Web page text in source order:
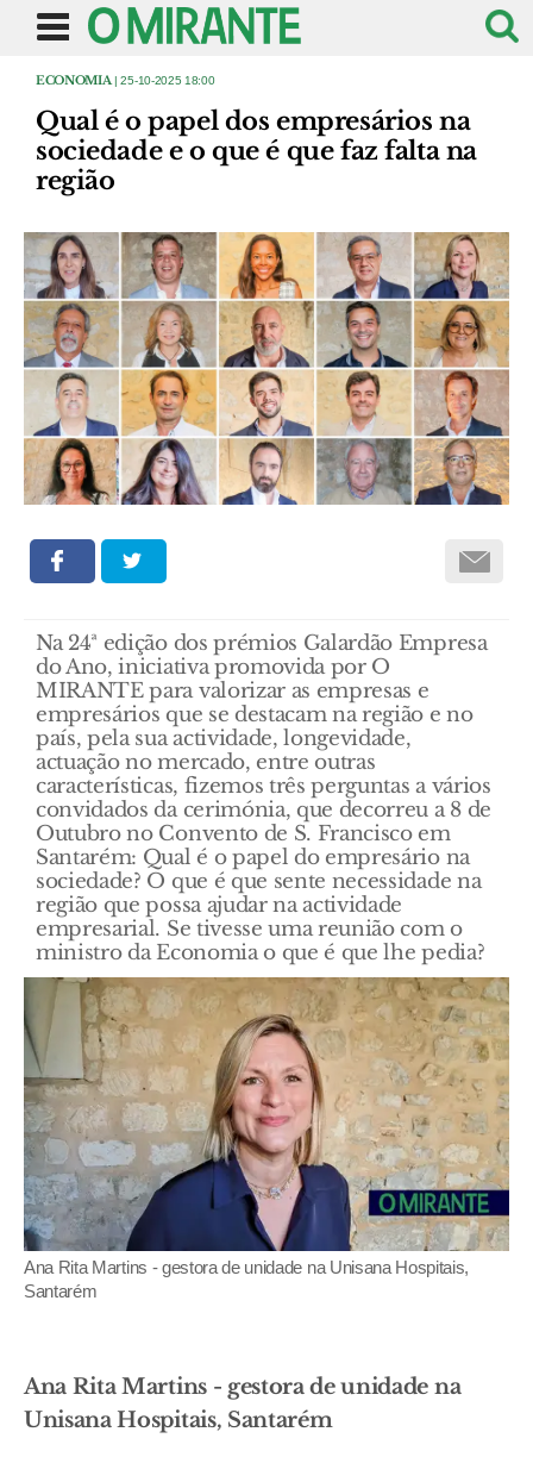
ECONOMIA | 25-10-2025 18:00
Qual é o papel dos empresários na
sociedade e o que é que faz falta na
região
Na 24ª edição dos prémios Galardão Empresa
do Ano, iniciativa promovida por O
MIRANTE para valorizar as empresas e
empresários que se destacam na região e no
país, pela sua actividade, longevidade,
actuação no mercado, entre outras
características, fizemos três perguntas a vários
convidados da cerimónia, que decorreu a 8 de
Outubro no Convento de S. Francisco em
Santarém: Qual é o papel do empresário na
sociedade? O que é que sente necessidade na
região que possa ajudar na actividade
empresarial. Se tivesse uma reunião com o
ministro da Economia o que é que lhe pedia?
Ana Rita Martins - gestora de unidade na Unisana Hospitais,
Santarém
Ana Rita Martins - gestora de unidade na
Unisana Hospitais, Santarém